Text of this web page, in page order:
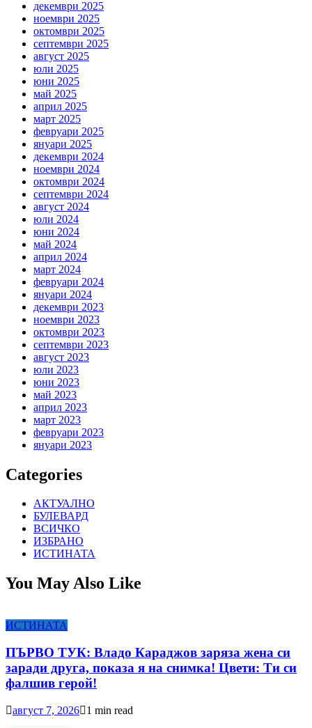
декември 2025
ноември 2025
октомври 2025
септември 2025
август 2025
юли 2025
юни 2025
май 2025
април 2025
март 2025
февруари 2025
януари 2025
декември 2024
ноември 2024
октомври 2024
септември 2024
август 2024
юли 2024
юни 2024
май 2024
април 2024
март 2024
февруари 2024
януари 2024
декември 2023
ноември 2023
октомври 2023
септември 2023
август 2023
юли 2023
юни 2023
май 2023
април 2023
март 2023
февруари 2023
януари 2023
Categories
АКТУАЛНО
БУЛЕВАРД
ВСИЧКО
ИЗБРАНО
ИСТИНАТА
You May Also Like
ИСТИНАТА
ПЪРВО ТУК: Владо Караджов заряза жена си
заради друга, показа я на снимка! Цвети: Ти си
фалшив герой!
август 7, 2026 1 min read